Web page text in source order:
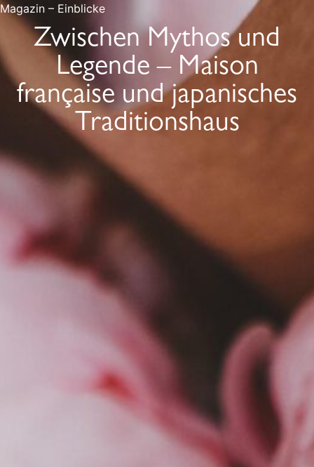
Magazin – Einblicke
Zwischen Mythos und
Legende – Maison
française und japanisches
Traditionshaus